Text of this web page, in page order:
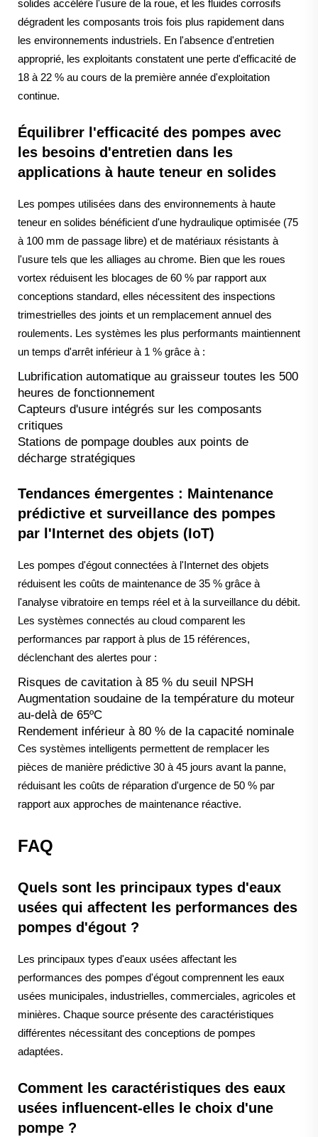
solides accélère l'usure de la roue, et les fluides corrosifs
dégradent les composants trois fois plus rapidement dans
les environnements industriels. En l'absence d'entretien
approprié, les exploitants constatent une perte d'efficacité de
18 à 22 % au cours de la première année d'exploitation
continue.
Équilibrer l'efficacité des pompes avec
les besoins d'entretien dans les
applications à haute teneur en solides
Les pompes utilisées dans des environnements à haute
teneur en solides bénéficient d'une hydraulique optimisée (75
à 100 mm de passage libre) et de matériaux résistants à
l'usure tels que les alliages au chrome. Bien que les roues
vortex réduisent les blocages de 60 % par rapport aux
conceptions standard, elles nécessitent des inspections
trimestrielles des joints et un remplacement annuel des
roulements. Les systèmes les plus performants maintiennent
un temps d'arrêt inférieur à 1 % grâce à :
Lubrification automatique au graisseur toutes les 500
heures de fonctionnement
Capteurs d'usure intégrés sur les composants
critiques
Stations de pompage doubles aux points de
décharge stratégiques
Tendances émergentes : Maintenance
prédictive et surveillance des pompes
par l'Internet des objets (IoT)
Les pompes d'égout connectées à l'Internet des objets
réduisent les coûts de maintenance de 35 % grâce à
l'analyse vibratoire en temps réel et à la surveillance du débit.
Les systèmes connectés au cloud comparent les
performances par rapport à plus de 15 références,
déclenchant des alertes pour :
Risques de cavitation à 85 % du seuil NPSH
Augmentation soudaine de la température du moteur
au-delà de 65ºC
Rendement inférieur à 80 % de la capacité nominale
Ces systèmes intelligents permettent de remplacer les
pièces de manière prédictive 30 à 45 jours avant la panne,
réduisant les coûts de réparation d'urgence de 50 % par
rapport aux approches de maintenance réactive.
FAQ
Quels sont les principaux types d'eaux
usées qui affectent les performances des
pompes d'égout ?
Les principaux types d'eaux usées affectant les
performances des pompes d'égout comprennent les eaux
usées municipales, industrielles, commerciales, agricoles et
minières. Chaque source présente des caractéristiques
différentes nécessitant des conceptions de pompes
adaptées.
Comment les caractéristiques des eaux
usées influencent-elles le choix d'une
pompe ?